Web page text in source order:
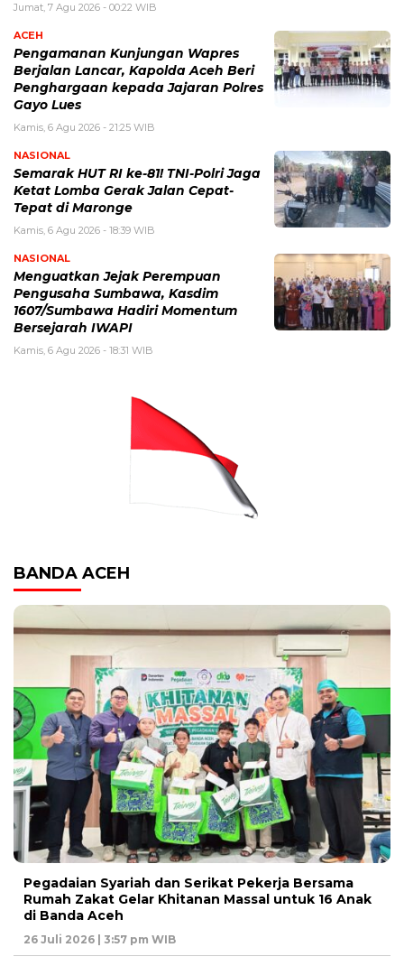
Jumat, 7 Agu 2026 - 00:22 WIB
ACEH
Pengamanan Kunjungan Wapres
Berjalan Lancar, Kapolda Aceh Beri
Penghargaan kepada Jajaran Polres
Gayo Lues
Kamis, 6 Agu 2026 - 21:25 WIB
NASIONAL
Semarak HUT RI ke-81! TNI-Polri Jaga
Ketat Lomba Gerak Jalan Cepat-
Tepat di Maronge
Kamis, 6 Agu 2026 - 18:39 WIB
NASIONAL
Menguatkan Jejak Perempuan
Pengusaha Sumbawa, Kasdim
1607/Sumbawa Hadiri Momentum
Bersejarah IWAPI
Kamis, 6 Agu 2026 - 18:31 WIB
BANDA ACEH
Pegadaian Syariah dan Serikat Pekerja Bersama
Rumah Zakat Gelar Khitanan Massal untuk 16 Anak
di Banda Aceh
26 Juli 2026 | 3:57 pm WIB